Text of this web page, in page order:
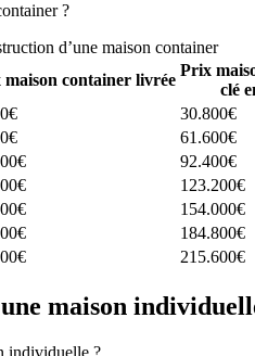
?
d’une maison container
container livrée
Prix
clé
30.800€
61.600€
92.400€
123.200€
154.000€
184.800€
215.600€
maison
individuelle ?